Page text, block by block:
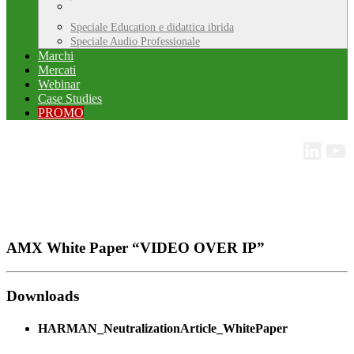
Speciale Education e didattica ibrida
Speciale Audio Professionale
Marchi
Mercati
Webinar
Case Studies
PROMO
AMX White Paper “VIDEO OVER IP”
Downloads
HARMAN_NeutralizationArticle_WhitePaper